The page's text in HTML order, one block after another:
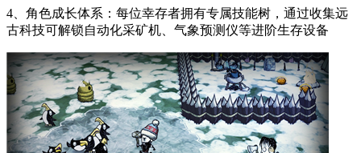
4、角色成长体系：每位幸存者拥有专属技能树，通过收集远
古科技可解锁自动化采矿机、气象预测仪等进阶生存设备